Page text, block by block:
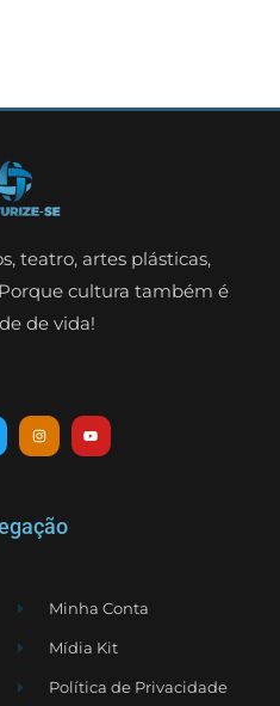
teatro, artes plásticas,
cultura também é
de vida!
Minha Conta
Mídia Kit
Política de Privacidade